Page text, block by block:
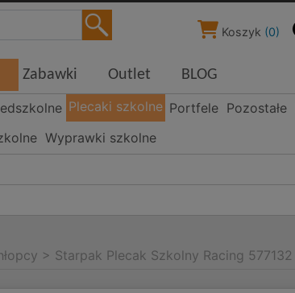
Koszyk (0)
Zabawki Outlet BLOG
Plecaki szkolne Portfele Pozostałe
Wyprawki szkolne
> Starpak Plecak Szkolny Racing 577132